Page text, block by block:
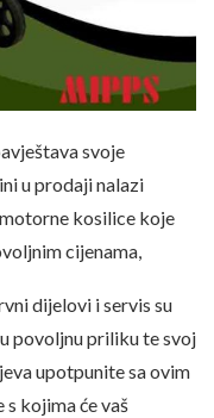
svoje
u prodaji nalazi
kosilice koje
cijenama,
dijelovi i servis su
povoljnu priliku te svoj
upotpunite sa ovim
kojima će vaš